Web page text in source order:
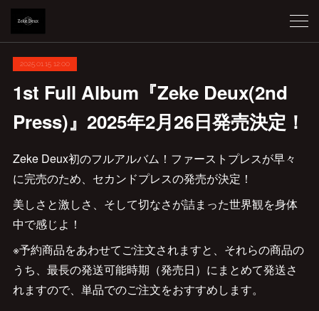
2025.01.15 12:00
1st Full Album『Zeke Deux(2nd
Press)』2025年2月26日発売決定！
Zeke Deux初のフルアルバム！ファーストプレスが早々
に完売のため、セカンドプレスの発売が決定！
美しさと激しさ、そして切なさが詰まった世界観を身体
中で感じよ！
※予約商品をあわせてご注文されますと、それらの商品の
うち、最長の発送可能時期（発売日）にまとめて発送さ
れますので、単品でのご注文をおすすめします。